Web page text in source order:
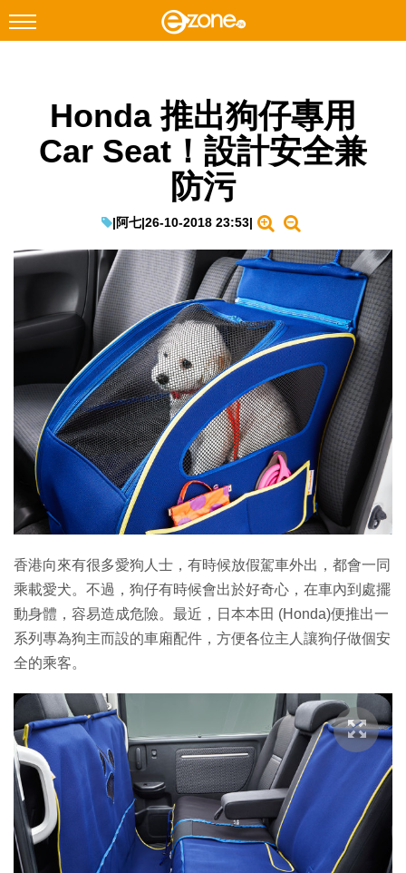
Facebook Instagram
科技焦點
教學評測
IT Times
生成式AI與雲端應用
Enterprise Digital Transformation
特集
Honda 推出狗仔專用
Car Seat！設計安全兼
防污
|阿七|26-10-2018 23:53|
香港向來有很多愛狗人士，有時候放假駕車外出，都會一同
乘載愛犬。不過，狗仔有時候會出於好奇心，在車內到處擺
動身體，容易造成危險。最近，日本本田 (Honda)便推出一
系列專為狗主而設的車廂配件，方便各位主人讓狗仔做個安
全的乘客。